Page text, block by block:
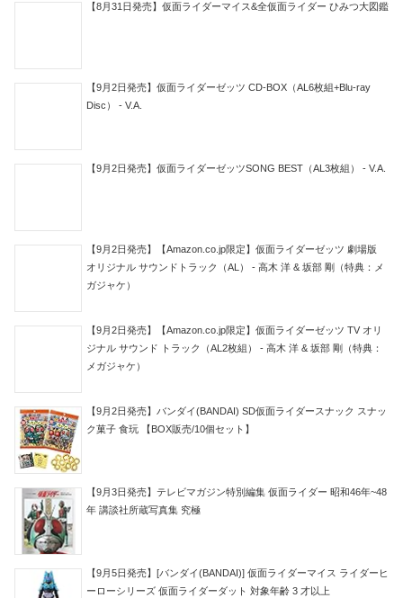
【8月31日発売】仮面ライダーマイス&全仮面ライダー ひみつ大図鑑
【9月2日発売】仮面ライダーゼッツ CD-BOX（AL6枚組+Blu-ray
Disc） - V.A.
【9月2日発売】仮面ライダーゼッツSONG BEST（AL3枚組） - V.A.
【9月2日発売】【Amazon.co.jp限定】仮面ライダーゼッツ 劇場版
オリジナル サウンドトラック（AL） - 高木 洋 & 坂部 剛（特典：メ
ガジャケ）
【9月2日発売】【Amazon.co.jp限定】仮面ライダーゼッツ TV オリ
ジナル サウンド トラック（AL2枚組） - 高木 洋 & 坂部 剛（特典：
メガジャケ）
【9月2日発売】バンダイ(BANDAI) SD仮面ライダースナック スナッ
ク菓子 食玩 【BOX販売/10個セット】
【9月3日発売】テレビマガジン特別編集 仮面ライダー 昭和46年~48
年 講談社所蔵写真集 究極
【9月5日発売】[バンダイ(BANDAI)] 仮面ライダーマイス ライダーヒ
ーローシリーズ 仮面ライダーダット 対象年齢 3 才以上